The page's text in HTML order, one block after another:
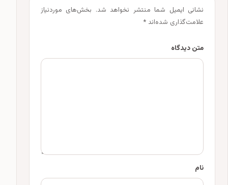
نشانی ایمیل شما منتشر نخواهد شد. بخش‌های موردنیاز
علامت‌گذاری شده‌اند *
متن دیدگاه
نام